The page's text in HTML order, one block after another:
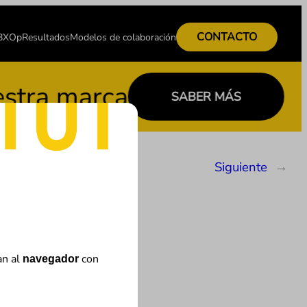
al navegador con
ResultadosModelos de colaboración CONTACTO
marca SABER MÁS
Siguiente →
Adams